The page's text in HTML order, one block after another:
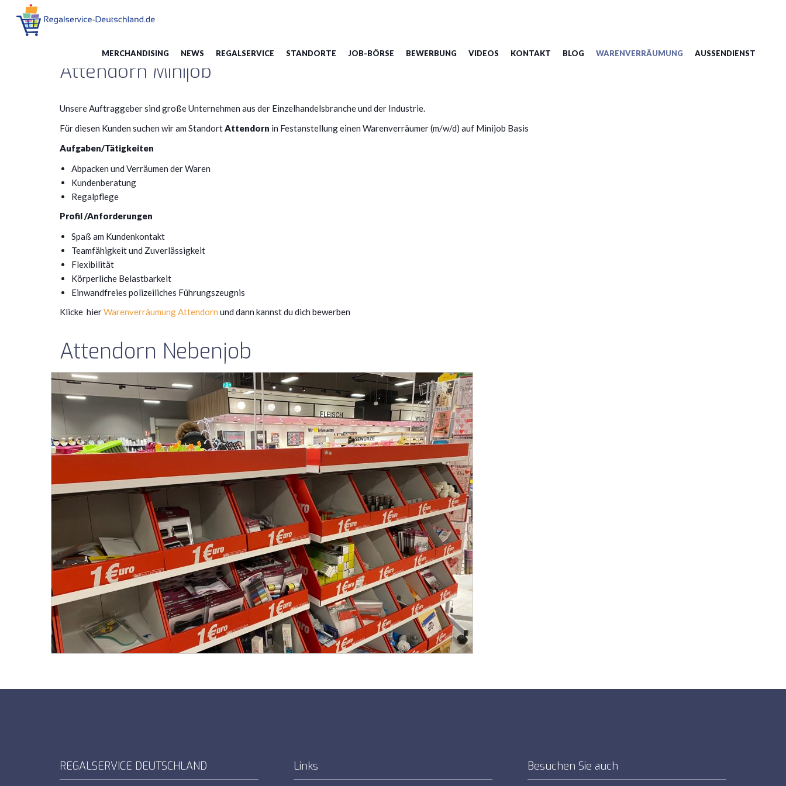
MERCHANDISING NEWS REGALSERVICE STANDORTE JOB-BÖRSE BEWERBUNG VIDEOS KONTAKT BLOG WARENVERRÄUMUNG AUSSENDIENST
Attendorn Minijob
Unsere Auftraggeber sind große Unternehmen aus der Einzelhandelsbranche und der Industrie.
Für diesen Kunden suchen wir am StandortAttendorn in Festanstellung einen Warenverräumer (m/w/d) auf Minijob Basis
Aufgaben/Tätigkeiten
Abpacken und Verräumen der Waren
Kundenberatung
Regalpflege
Profil /Anforderungen
Spaß am Kundenkontakt
Teamfähigkeit und Zuverlässigkeit
Flexibilität
Körperliche Belastbarkeit
Einwandfreies polizeiliches Führungszeugnis
Klicke hierWarenverräumung Attendorn und dann kannst du dich bewerben
Attendorn Nebenjob
REGALSERVICE DEUTSCHLAND Links Besuchen Sie auch